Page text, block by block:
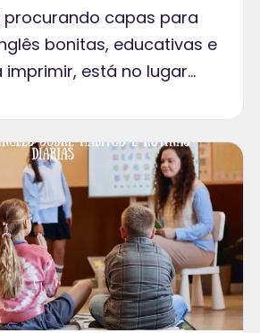
procurando capas para
bonitas, educativas e
está no lugar…